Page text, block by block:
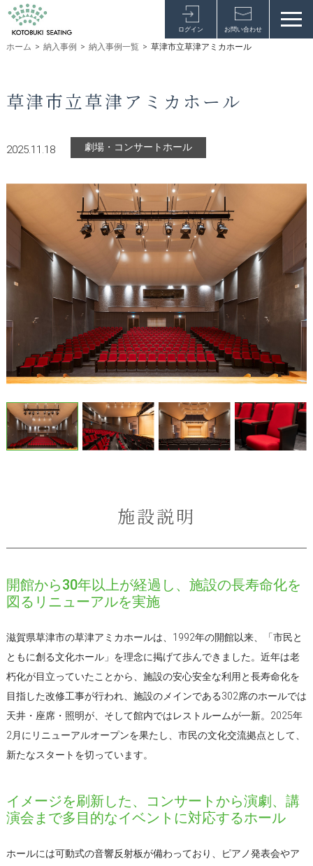
ログイン お問い合わせ
ホーム > 納入事例 > 納入事例一覧 > 草津市立草津アミカホール
草津市立草津アミカホール
2025.11.18 劇場・コンサートホール
施設説明
開館から30年以上が経過し、施設の長寿命化を
図るリニューアルを実施
滋賀県草津市の草津アミカホールは、1992年の開館以来、「市民と
ともに創る文化ホール」を理念に掲げて歩んできました。近年は老
朽化が目立っていたことから、施設の安心安全な利用と長寿命化を
目指した改修工事が行われ、施設のメインである302席のホールでは
天井・座席・照明が、そして館内ではレストルームが一新。2025年
2月にリニューアルオープンを果たし、市民の文化交流拠点として、
新たなスタートを切っています。
イメージを刷新した、コンサートから演劇、講
演会まで多目的なイベントに対応するホール
ホールには可動式の音響反射板が備わっており、ピアノ発表会やア